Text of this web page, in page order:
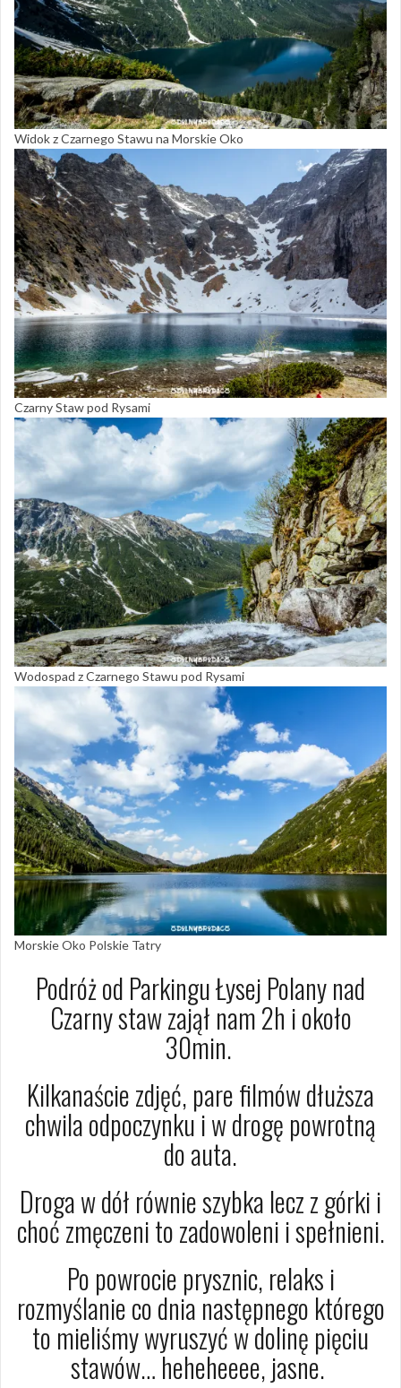
Widok z Czarnego Stawu na Morskie Oko
Czarny Staw pod Rysami
Wodospad z Czarnego Stawu pod Rysami
Morskie Oko Polskie Tatry
Podróż od Parkingu Łysej Polany nad
Czarny staw zajął nam 2h i około
30min.
Kilkanaście zdjęć, pare filmów dłuższa
chwila odpoczynku i w drogę powrotną
do auta.
Droga w dół równie szybka lecz z górki i
choć zmęczeni to zadowoleni i spełnieni.
Po powrocie prysznic, relaks i
rozmyślanie co dnia następnego którego
to mieliśmy wyruszyć w dolinę pięciu
stawów… heheheeee, jasne.